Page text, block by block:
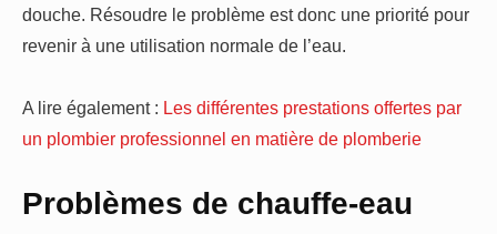
douche. Résoudre le problème est donc une priorité pour
revenir à une utilisation normale de l’eau.
A lire également : Les différentes prestations offertes par
un plombier professionnel en matière de plomberie
Problèmes de chauffe-eau